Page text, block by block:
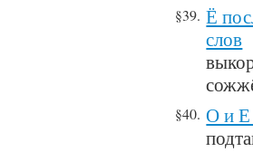
§39. Ё
слов
§40. О и Е